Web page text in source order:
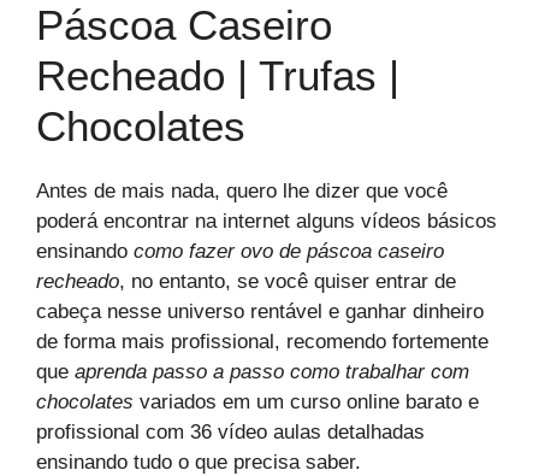
Páscoa Caseiro
Recheado | Trufas |
Chocolates
Antes de mais nada, quero lhe dizer que você
poderá encontrar na internet alguns vídeos básicos
ensinando como fazer ovo de páscoa caseiro
recheado, no entanto, se você quiser entrar de
cabeça nesse universo rentável e ganhar dinheiro
de forma mais profissional, recomendo fortemente
que aprenda passo a passo como trabalhar com
chocolates variados em um curso online barato e
profissional com 36 vídeo aulas detalhadas
ensinando tudo o que precisa saber.